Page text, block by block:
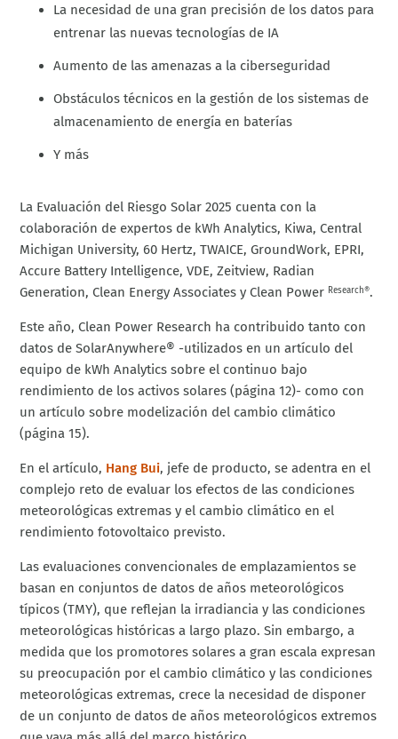
La necesidad de una gran precisión de los datos para
entrenar las nuevas tecnologías de IA
Aumento de las amenazas a la ciberseguridad
Obstáculos técnicos en la gestión de los sistemas de
almacenamiento de energía en baterías
Y más
La Evaluación del Riesgo Solar 2025 cuenta con la
colaboración de expertos de kWh Analytics, Kiwa, Central
Michigan University, 60 Hertz, TWAICE, GroundWork, EPRI,
Accure Battery Intelligence, VDE, Zeitview, Radian
Generation, Clean Energy Associates y Clean Power Research®.
Este año, Clean Power Research ha contribuido tanto con
datos de SolarAnywhere® -utilizados en un artículo del
equipo de kWh Analytics sobre el continuo bajo
rendimiento de los activos solares (página 12)- como con
un artículo sobre modelización del cambio climático
(página 15).
En el artículo, Hang Bui, jefe de producto, se adentra en el
complejo reto de evaluar los efectos de las condiciones
meteorológicas extremas y el cambio climático en el
rendimiento fotovoltaico previsto.
Las evaluaciones convencionales de emplazamientos se
basan en conjuntos de datos de años meteorológicos
típicos (TMY), que reflejan la irradiancia y las condiciones
meteorológicas históricas a largo plazo. Sin embargo, a
medida que los promotores solares a gran escala expresan
su preocupación por el cambio climático y las condiciones
meteorológicas extremas, crece la necesidad de disponer
de un conjunto de datos de años meteorológicos extremos